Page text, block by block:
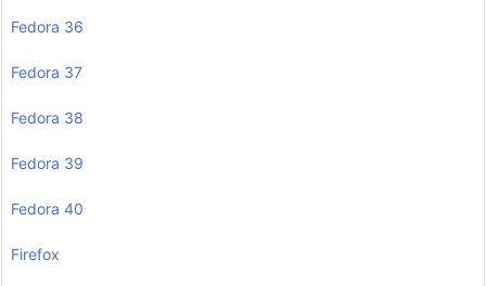
Fedora 36
Fedora 37
Fedora 38
Fedora 39
Fedora 40
Firefox